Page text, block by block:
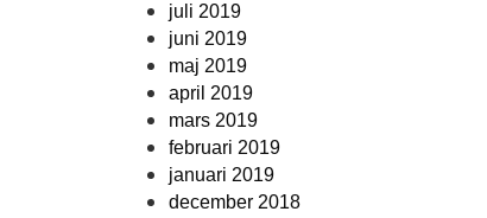
juli 2019
juni 2019
maj 2019
april 2019
mars 2019
februari 2019
januari 2019
december 2018